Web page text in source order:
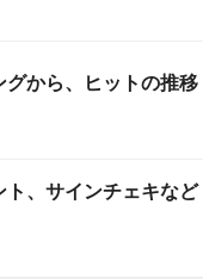
から、ヒットの推移
、サインチェキなど